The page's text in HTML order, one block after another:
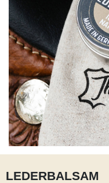
LEDERBALSAM